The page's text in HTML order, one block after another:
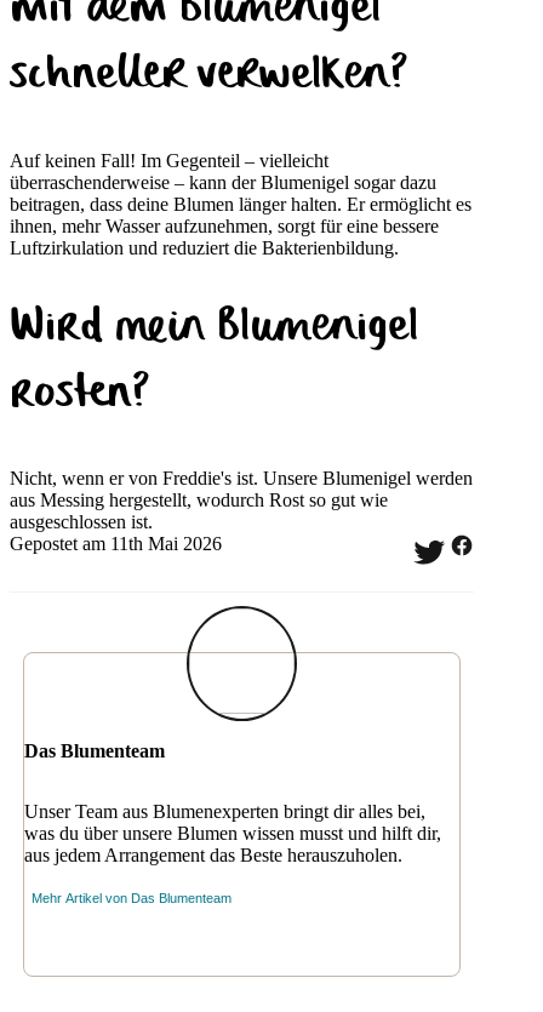
schneller verwelken?
Auf keinen Fall! Im Gegenteil – vielleicht
überraschenderweise – kann der Blumenigel sogar dazu
beitragen, dass deine Blumen länger halten. Er ermöglicht es
ihnen, mehr Wasser aufzunehmen, sorgt für eine bessere
Luftzirkulation und reduziert die Bakterienbildung.
Wird mein Blumenigel
rosten?
Nicht, wenn er von Freddie's ist. Unsere Blumenigel werden
aus Messing hergestellt, wodurch Rost so gut wie
ausgeschlossen ist.
Gepostet am 11th Mai 2026
Das Blumenteam
Unser Team aus Blumenexperten bringt dir alles bei,
was du über unsere Blumen wissen musst und hilft dir,
aus jedem Arrangement das Beste herauszuholen.
Mehr Artikel von Das Blumenteam